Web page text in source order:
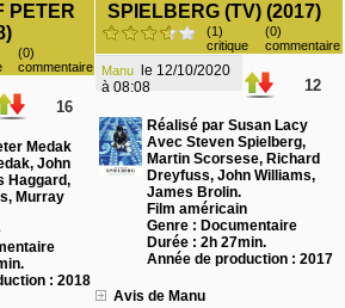
PETER
(0)
commentaire
16
Medak
John
Haggard,
Murray
: 2018
SPIELBERG (TV) (2017)
(1)
critique
(0)
commentaire
Manu
à 08:08
12
Réalisé par Susan Lacy
Avec Steven Spielberg,
Martin Scorsese, Richard
Dreyfuss, John Williams,
James Brolin.
Film américain
Genre : Documentaire
Durée : 2h 27min.
Année de production : 2017
Avis de Manu